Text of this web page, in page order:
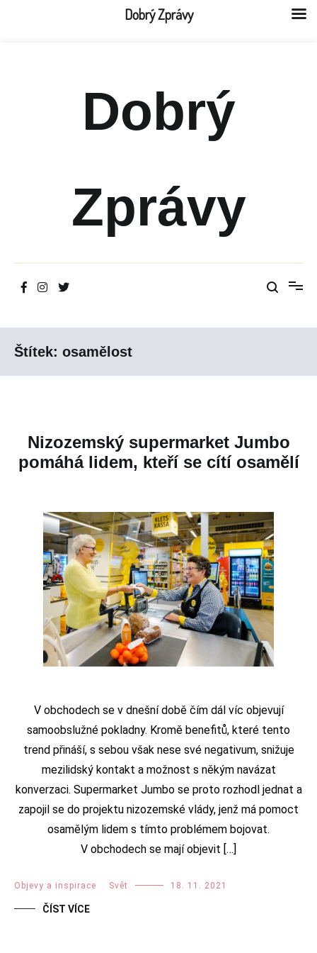
Dobrý
Zprávy
Štítek: osamělost
Nizozemský supermarket Jumbo
pomáhá lidem, kteří se cítí osamělí
V obchodech se v dnešní době čím dál víc objevují
samoobslužné pokladny. Kromě benefitů, které tento
trend přináší, s sebou však nese své negativum, snižuje
mezilidský kontakt a možnost s někým navázat
konverzaci. Supermarket Jumbo se proto rozhodl jednat a
zapojil se do projektu nizozemské vlády, jenž má pomoct
osamělým lidem s tímto problémem bojovat.
V obchodech se mají objevit […]
Objevy a inspirace Svět 18. 11. 2021
ČÍST VÍCE
Dobrý Zprávy